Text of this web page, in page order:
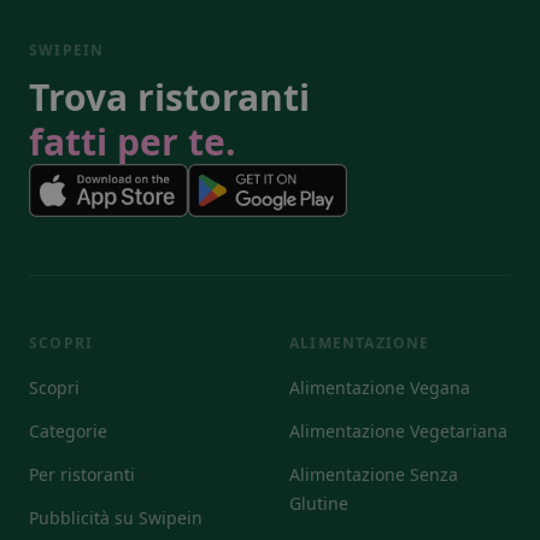
SWIPEIN
Trova ristoranti
fatti per te.
SCOPRI
Scopri
Categorie
Per ristoranti
Pubblicità su Swipein
ALIMENTAZIONE
Alimentazione Vegana
Alimentazione Vegetariana
Alimentazione Senza
Glutine